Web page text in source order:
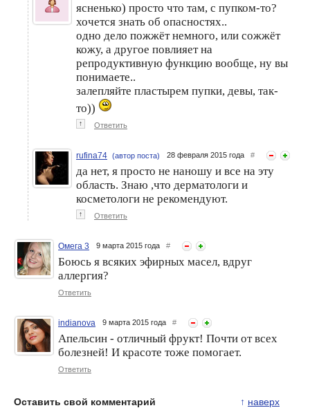
ясненько) просто что там, с пупком-то?
хочется знать об опасностях..
одно дело пожжёт немного, или сожжёт
кожу, а другое повлияет на
репродуктивную функцию вообще, ну вы
понимаете..
залепляйте пластырем пупки, девы, так-
то))
↑ Ответить
rufina74 (автор поста) 28 февраля 2015 года #
да нет, я просто не наношу и все на эту
область. Знаю ,что дерматологи и
косметологи не рекомендуют.
↑ Ответить
Омега 3 9 марта 2015 года #
Боюсь я всяких эфирных масел, вдруг
аллергия?
Ответить
indianova 9 марта 2015 года #
Апельсин - отличный фрукт! Почти от всех
болезней! И красоте тоже помогает.
Ответить
↑ наверх
Оставить свой комментарий